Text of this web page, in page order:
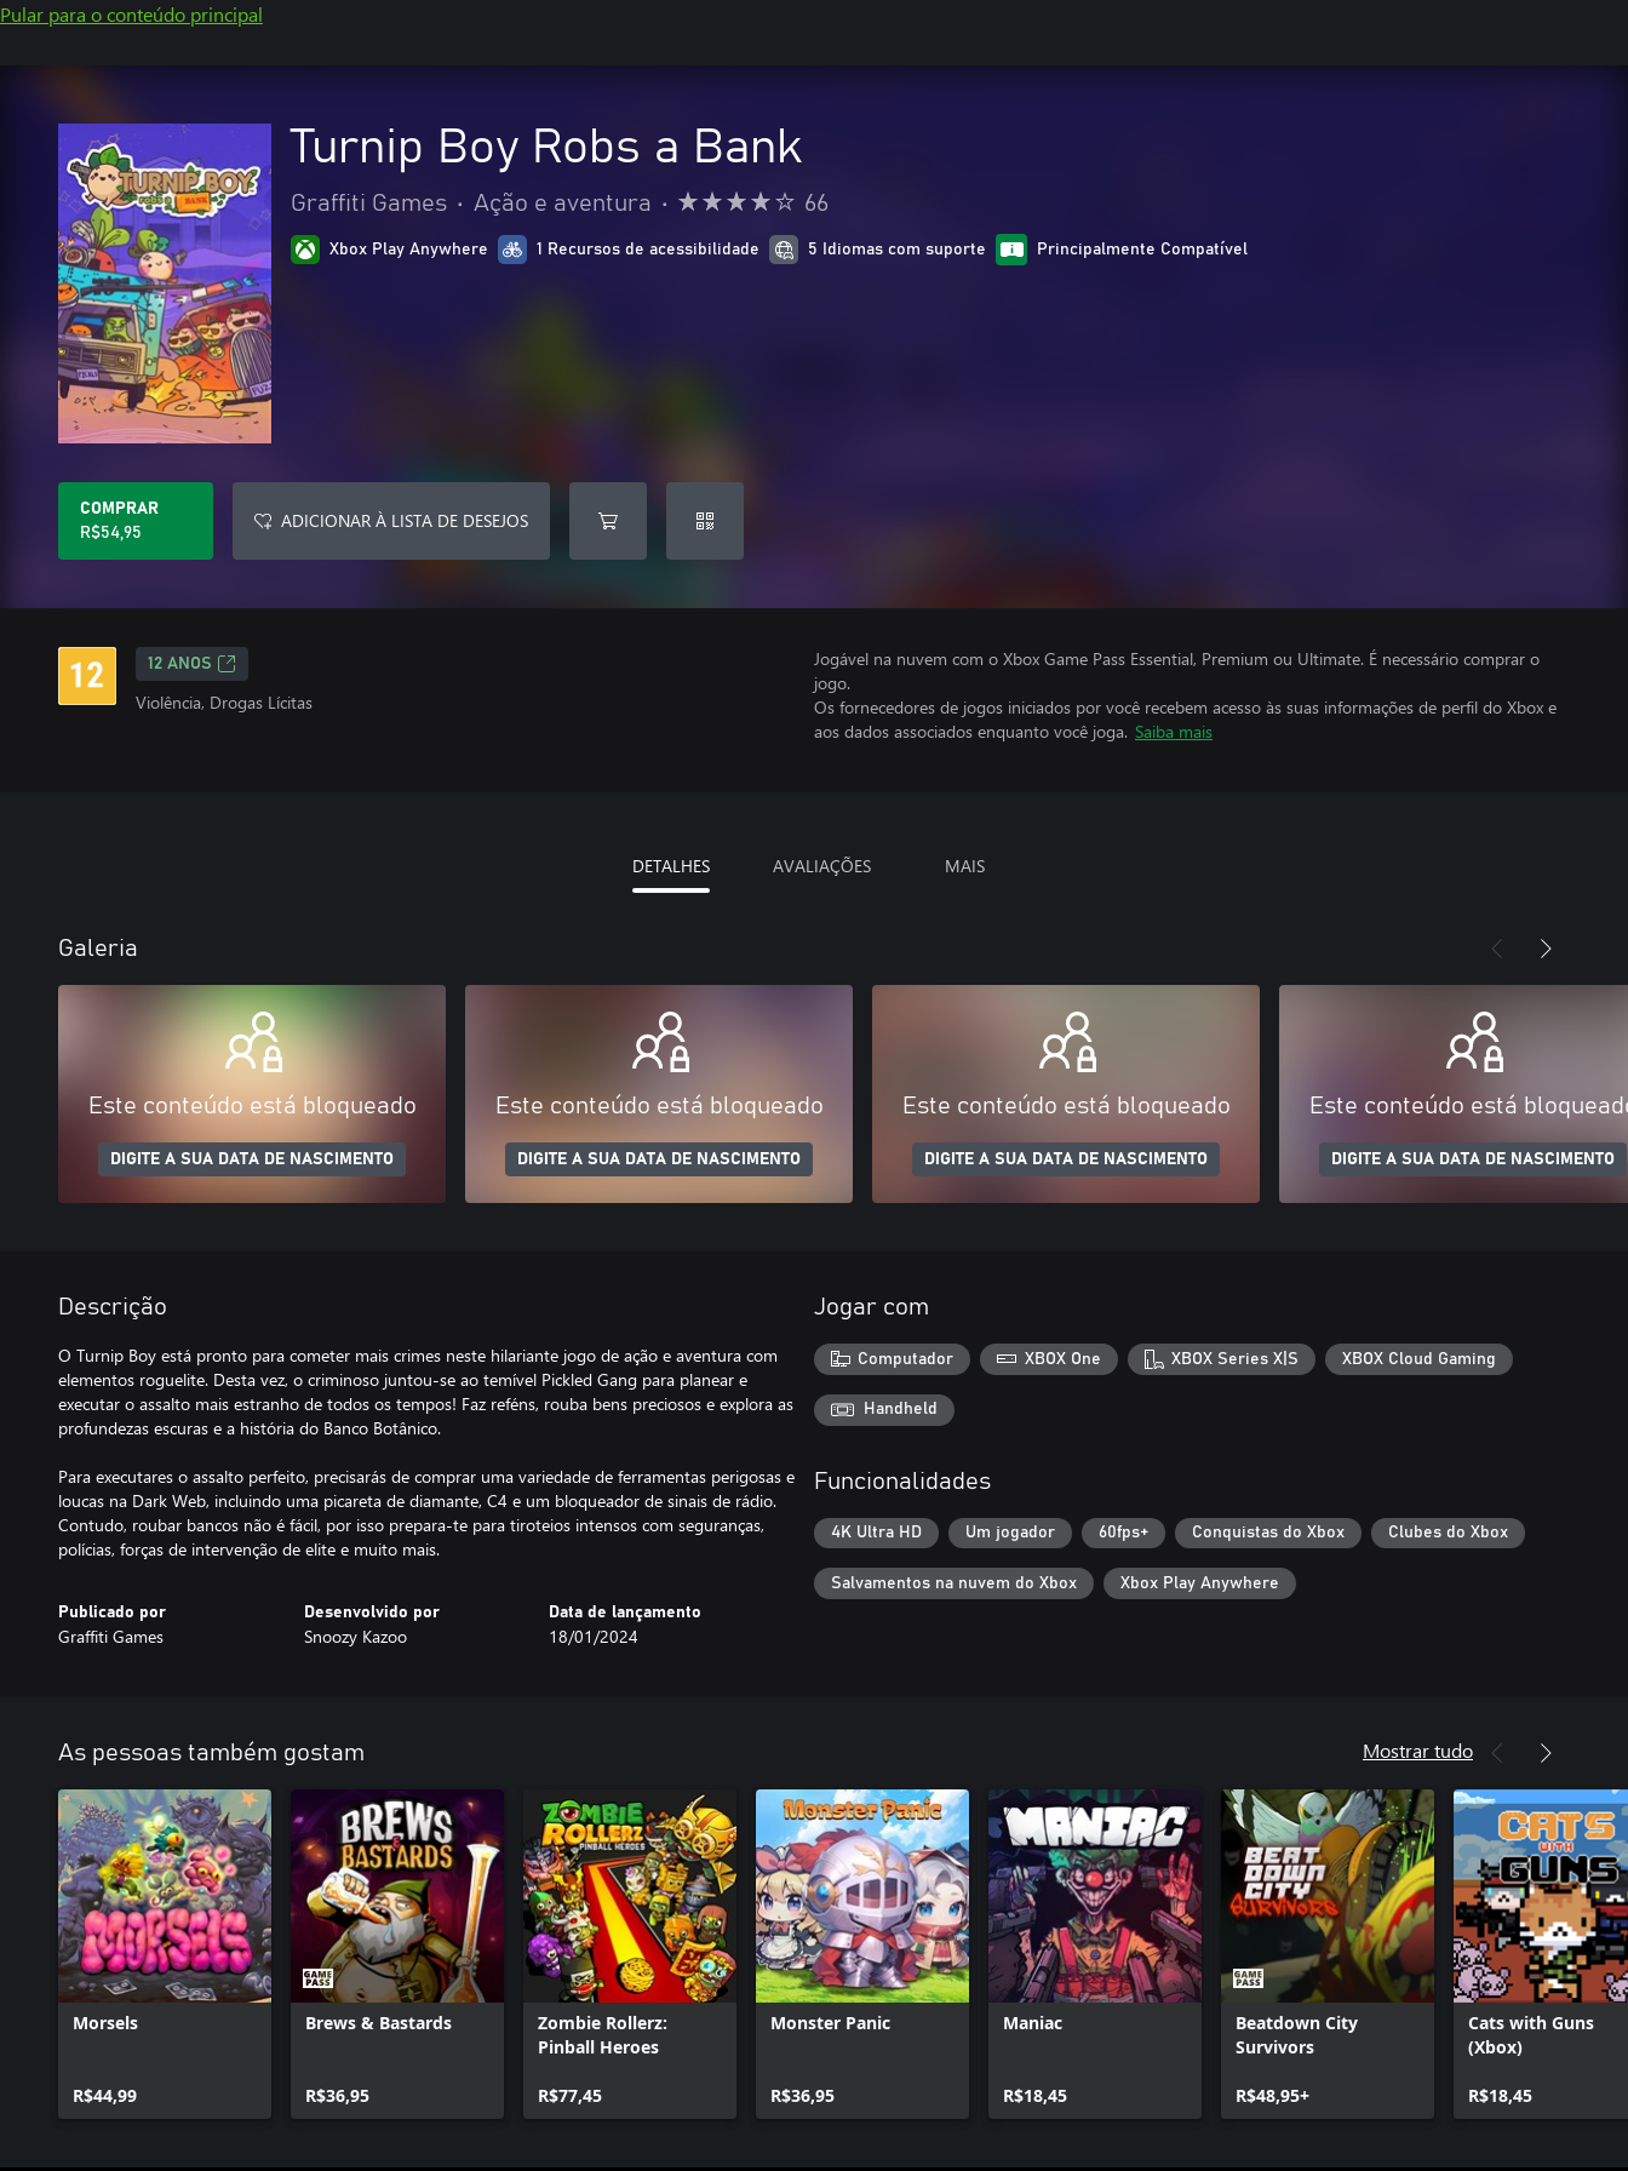
Pular para o conteúdo principal
Turnip Boy Robs a Bank
Graffiti Games • Ação e aventura • 66
Xbox Play Anywhere 1 Recursos de acessibilidade 5 Idiomas com suporte Principalmente Compatível
COMPRAR
R$54,95
ADICIONAR À LISTA DE DESEJOS
12 ANOS
Violência, Drogas Lícitas
Jogável na nuvem com o Xbox Game Pass Essential, Premium ou Ultimate. É necessário comprar o
jogo.
Os fornecedores de jogos iniciados por você recebem acesso às suas informações de perfil do Xbox e
aos dados associados enquanto você joga. Saiba mais
DETALHES AVALIAÇÕES MAIS
Galeria
Este conteúdo está bloqueado
DIGITE A SUA DATA DE NASCIMENTO
Este conteúdo está bloqueado
DIGITE A SUA DATA DE NASCIMENTO
Este conteúdo está bloqueado
DIGITE A SUA DATA DE NASCIMENTO
Este conteúdo está
DIGITE A SUA DATA DE NASCIMENTO
Descrição
O Turnip Boy está pronto para cometer mais crimes neste hilariante jogo de ação e aventura com
elementos roguelite. Desta vez, o criminoso juntou-se ao temível Pickled Gang para planear e
executar o assalto mais estranho de todos os tempos! Faz reféns, rouba bens preciosos e explora as
profundezas escuras e a história do Banco Botânico.
Para executares o assalto perfeito, precisarás de comprar uma variedade de ferramentas perigosas e
loucas na Dark Web, incluindo uma picareta de diamante, C4 e um bloqueador de sinais de rádio.
Contudo, roubar bancos não é fácil, por isso prepara-te para tiroteios intensos com seguranças,
polícias, forças de intervenção de elite e muito mais.
Publicado por
Graffiti Games
Desenvolvido por
Snoozy Kazoo
Data de lançamento
18/01/2024
Jogar com
Computador XBOX One XBOX Series X|S XBOX Cloud Gaming
Handheld
Funcionalidades
4K Ultra HD Um jogador 60fps+ Conquistas do Xbox Clubes do Xbox
Salvamentos na nuvem do Xbox Xbox Play Anywhere
As pessoas também gostam Mostrar tudo
Morsels
R$44,99
Brews & Bastards
R$36,95
Zombie Rollerz:
Pinball Heroes
R$77,45
Monster Panic
R$36,95
Maniac
R$18,45
Beatdown City
Survivors
R$48,95+
Cats with Guns
(Xbox)
R$18,45